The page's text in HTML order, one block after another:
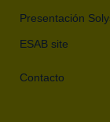
Presentación
ESAB site
Contacto